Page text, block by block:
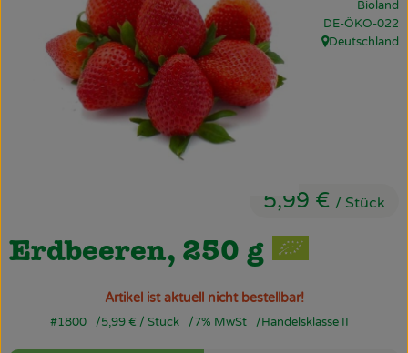
Obst & Gemüse
Käsetheke
Bäckerei
Getränke
Erdbeeren, 250 g
5,99 € / Stück
Bioland
, Kontrollstelle:
DE-ÖKO-022
, Herkunft:
Deutschland
Artikel ist aktuell nicht bestellbar!
#1800 5,99 € / Stück 7% MwSt Handelsklasse II